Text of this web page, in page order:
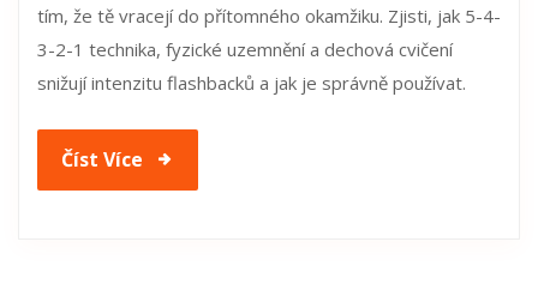
tím, že tě vracejí do přítomného okamžiku. Zjisti, jak 5-4-
3-2-1 technika, fyzické uzemnění a dechová cvičení
snižují intenzitu flashbacků a jak je správně používat.
Číst Více